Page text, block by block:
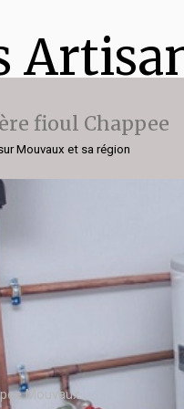
fioul Chappee
Mouvaux et sa région
Mouvaux